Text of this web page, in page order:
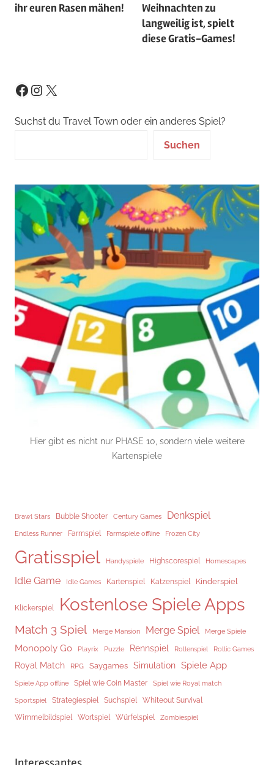
ihr euren Rasen mähen!
Weihnachten zu
langweilig ist, spielt
diese Gratis-Games!
Facebook
Instagram
X
Suchst du Travel Town oder ein anderes Spiel?
Suchen
Hier gibt es nicht nur PHASE 10, sondern viele weitere
Kartenspiele
Brawl Stars Bubble Shooter Century Games Denkspiel
Endless Runner Farmspiel Farmspiele offline Frozen City
Gratisspiel Handyspiele Highscorespiel Homescapes
Idle Game Idle Games Kartenspiel Katzenspiel Kinderspiel
Klickerspiel Kostenlose Spiele Apps
Match 3 Spiel Merge Mansion Merge Spiel Merge Spiele
Monopoly Go Playrix Puzzle Rennspiel Rollenspiel Rollic Games
Royal Match RPG Saygames Simulation Spiele App
Spiele App offline Spiel wie Coin Master Spiel wie Royal match
Sportspiel Strategiespiel Suchspiel
Whiteout Survival
Wimmelbildspiel
Wortspiel Würfelspiel Zombiespiel